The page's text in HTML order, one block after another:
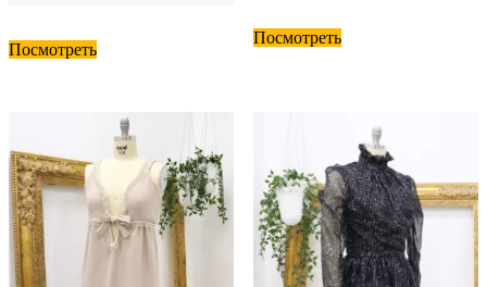
Посмотреть
Посмотреть